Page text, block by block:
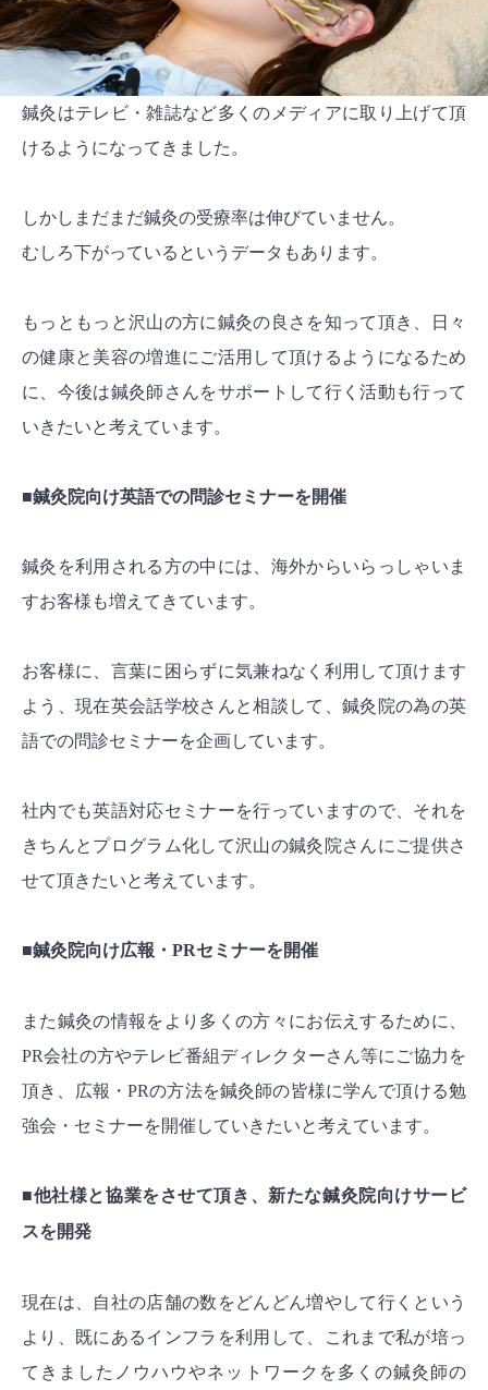
鍼灸はテレビ・雑誌など多くのメディアに取り上げて頂
けるようになってきました。
しかしまだまだ鍼灸の受療率は伸びていません。
むしろ下がっているというデータもあります。
もっともっと沢山の方に鍼灸の良さを知って頂き、日々
の健康と美容の増進にご活用して頂けるようになるため
に、今後は鍼灸師さんをサポートして行く活動も行って
いきたいと考えています。
■鍼灸院向け英語での問診セミナーを開催
鍼灸を利用される方の中には、海外からいらっしゃいま
すお客様も増えてきています。
お客様に、言葉に困らずに気兼ねなく利用して頂けます
よう、現在英会話学校さんと相談して、鍼灸院の為の英
語での問診セミナーを企画しています。
社内でも英語対応セミナーを行っていますので、それを
きちんとプログラム化して沢山の鍼灸院さんにご提供さ
せて頂きたいと考えています。
■鍼灸院向け広報・PRセミナーを開催
また鍼灸の情報をより多くの方々にお伝えするために、
PR会社の方やテレビ番組ディレクターさん等にご協力を
頂き、広報・PRの方法を鍼灸師の皆様に学んで頂ける勉
強会・セミナーを開催していきたいと考えています。
■他社様と協業をさせて頂き、新たな鍼灸院向けサービ
スを開発
現在は、自社の店舗の数をどんどん増やして行くという
より、既にあるインフラを利用して、これまで私が培っ
てきましたノウハウやネットワークを多くの鍼灸師の